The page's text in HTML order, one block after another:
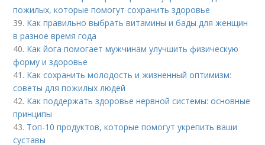
пожилых, которые помогут сохранить здоровье
39. Как правильно выбрать витамины и бады для женщин
в разное время года
40. Как йога помогает мужчинам улучшить физическую
форму и здоровье
41. Как сохранить молодость и жизненный оптимизм:
советы для пожилых людей
42. Как поддержать здоровье нервной системы: основные
принципы
43. Топ-10 продуктов, которые помогут укрепить ваши
суставы